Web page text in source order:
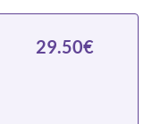
29.50€